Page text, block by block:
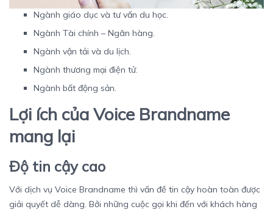
Ngành giáo dục và tư vấn du học.
Ngành Tài chính – Ngân hàng.
Ngành vận tải và du lịch.
Ngành thương mại điện tử.
Ngành bất động sản.
Lợi ích của Voice Brandname
mang lại
Độ tin cậy cao
Với dịch vụ Voice Brandname thì vấn đề tin cậy hoàn toàn được
giải quyết dễ dàng. Bởi những cuộc gọi khi đến với khách hàng